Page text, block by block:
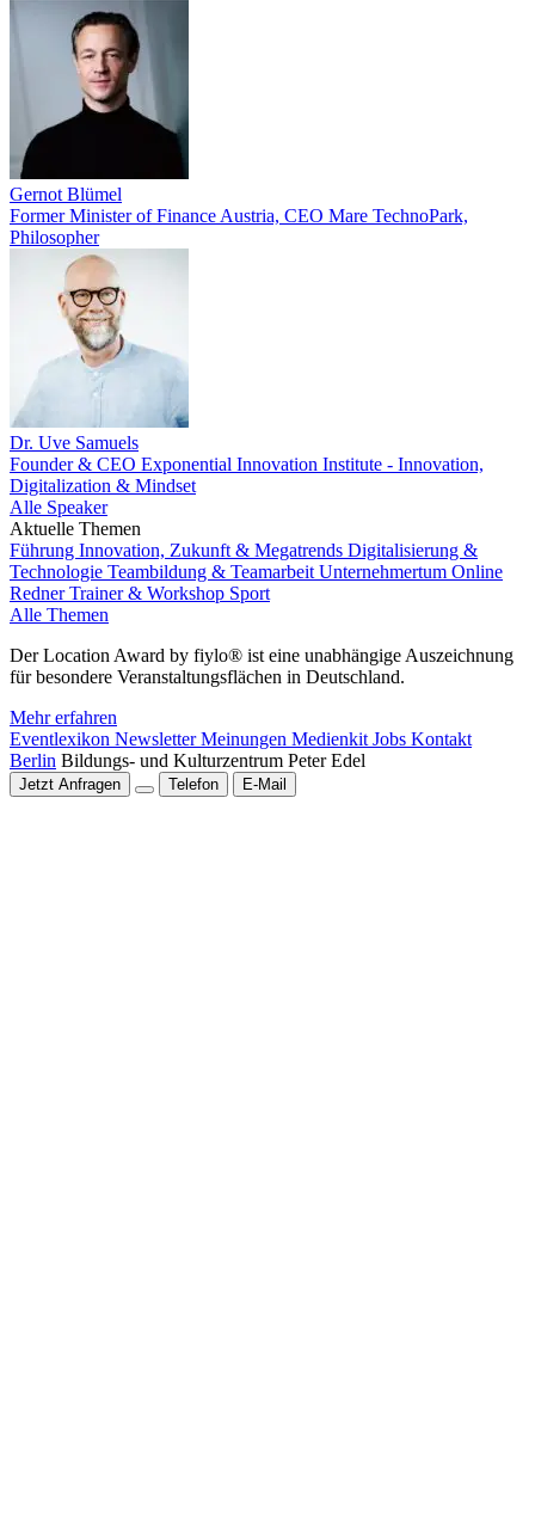
Gernot Blümel
Former Minister of Finance Austria, CEO Mare TechnoPark,
Philosopher
Dr. Uve Samuels
Founder & CEO Exponential Innovation Institute - Innovation,
Digitalization & Mindset
Alle Speaker
Aktuelle Themen
Führung Innovation, Zukunft & Megatrends Digitalisierung &
Technologie Teambildung & Teamarbeit Unternehmertum Online
RednerTrainer & Workshop Sport
Alle Themen
Der Location Award by fiylo® ist eine unabhängige Auszeichnung
für besondere Veranstaltungsflächen in Deutschland.
Mehr erfahren
Eventlexikon NewsletterMeinungen Medienkit Jobs Kontakt
Berlin Bildungs- und Kulturzentrum Peter Edel
Jetzt Anfragen Telefon E-Mail